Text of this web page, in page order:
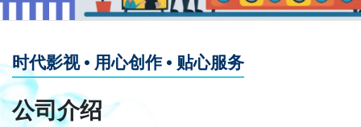
时代影视 • 用心创作 • 贴心服务
公司介绍